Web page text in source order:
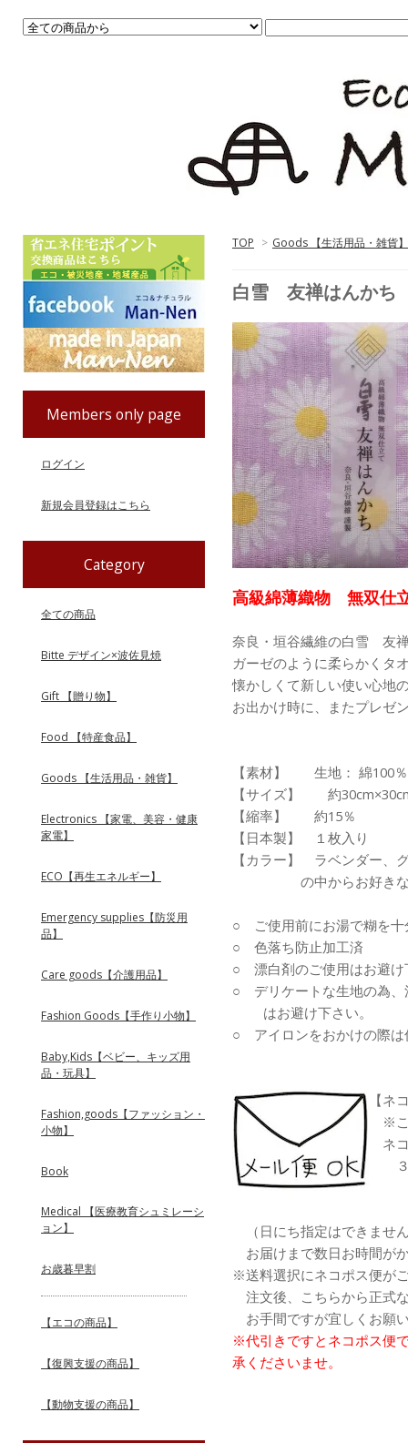
TOP > Goods 【生活用品・雑貨】
白雪 友禅はんかち
高級綿薄織物 無双仕
奈良・垣谷繊維の白雪 友
ガーゼのように柔らかくタ
懐かしくて新しい使い心地
お出かけ時に、またプレゼ
【素材】 生地： 綿100
【サイズ】 約
【縮率】 約15％
【日本製】 １枚入り
【カラー】 ラベンダー、
の中からお好きな色
○ ご使用前にお湯で糊を十
○ 色落ち防止加工済
○ 漂白剤のご使用はお避け
○ デリケートな生地の為、
はお避け下さい。
○ アイロンをおかけの際は
【ネ
※こ
ネ
３
（日にち指定はできませ
お届けまで数日お時間が
※送料選択にネコポス便が
注文後、こちらから正式
お手間ですが宜しくお願
※代引きですとネコポス便
承くださいませ。
Members only page
ログイン
新規会員登録はこちら
Category
全ての商品
Bitte デザイン×波佐見焼
Gift 【贈り物】
Food 【特産食品】
Goods 【生活用品・雑貨】
Electronics 【家電、美容・健康
家電】
ECO【再生エネルギー】
Emergency supplies【防災用
品】
Care goods【介護用品】
Fashion Goods【手作り小物】
Baby,Kids【ベビー、キッズ用
品・玩具】
Fashion,goods【ファッション・
小物】
Book
Medical 【医療教育シュミレーシ
ョン】
お歳暮早割
【エコの商品】
【復興支援の商品】
【動物支援の商品】